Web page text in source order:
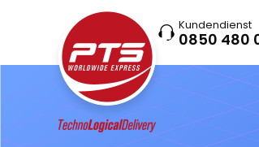
Kundendienst
0850 480